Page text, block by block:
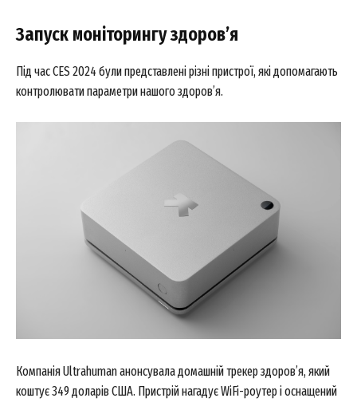
Запуск моніторингу здоров’я
Під час CES 2024 були представлені різні пристрої, які допомагають
контролювати параметри нашого здоров’я.
Компанія Ultrahuman анонсувала домашній трекер здоров’я, який
коштує 349 доларів США. Пристрій нагадує WiFi-роутер і оснащений